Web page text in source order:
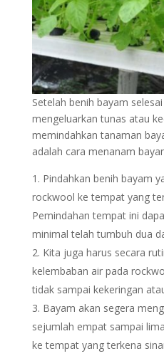
Setelah benih bayam
mengeluarkan tunas atau
memindahkan tanaman
adalah cara menanam
Pindahkan benih bayam
rockwool ke tempat yang
Pemindahan tempat ini
minimal telah tumbuh dua
Kita juga harus secara
kelembaban air pada
tidak sampai kekeringan
Bayam akan segera
sejumlah empat sampai
ke tempat yang terkena